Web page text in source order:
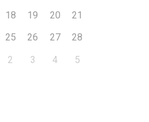
18 19 20
21
25 26 27
28
2 3 4 5